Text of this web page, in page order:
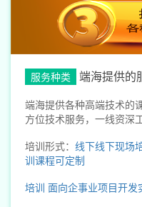
服务种类 端海提供的
端海提供各种高端技术的
方位技术服务，一线资深
培训形式： 线下线下现场
训课程可定制
培训 面向企事业项目开发